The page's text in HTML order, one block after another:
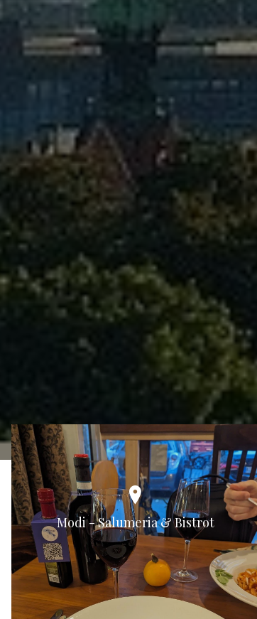
Modi - Salumeria & Bistrot